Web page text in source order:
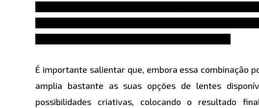
É importante salientar que, embora essa combinação
amplia bastante as suas opções de lentes
possibilidades criativas, colocando o resultado